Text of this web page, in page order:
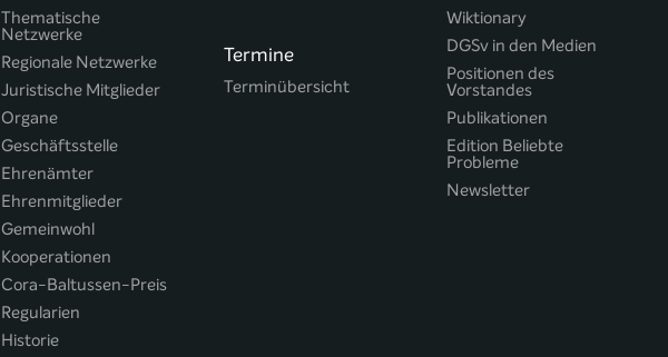
Thematische
Netzwerke
Regionale Netzwerke
Juristische Mitglieder
Organe
Geschäftsstelle
Ehrenämter
Ehrenmitglieder
Gemeinwohl
Kooperationen
Cora-Baltussen-Preis
Regularien
Historie
Termine
Terminübersicht
Wiktionary
DGSv in den Medien
Positionen des
Vorstandes
Publikationen
Edition Beliebte
Probleme
Newsletter